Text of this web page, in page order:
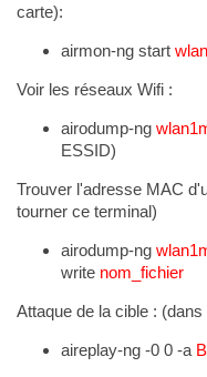
carte):
airmon-ng start
Voir les réseaux Wifi :
airodump-ng
ESSID)
Trouver l'adresse MAC
tourner ce terminal)
airodump-ng
write nom_fichier
Attaque de la cible :
aireplay-ng -0 0 -a